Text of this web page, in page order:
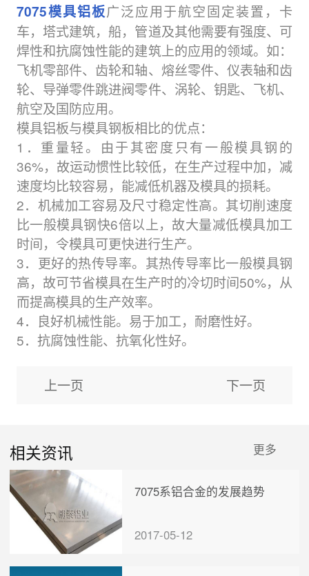
7075模具铝板广泛应用于航空固定装置，卡
车，塔式建筑，船，管道及其他需要有强度、可
焊性和抗腐蚀性能的建筑上的应用的领域。如：
飞机零部件、齿轮和轴、熔丝零件、仪表轴和齿
轮、导弹零件跳进阀零件、涡轮、钥匙、飞机、
航空及国防应用。
模具铝板与模具钢板相比的优点：
1．重量轻。由于其密度只有一般模具钢的
36%，故运动惯性比较低，在生产过程中加，减
速度均比较容易，能减低机器及模具的损耗。
2．机械加工容易及尺寸稳定性高。其切削速度
比一般模具钢快6倍以上，故大量减低模具加工
时间，令模具可更快进行生产。
3．更好的热传导率。其热传导率比一般模具钢
高，故可节省模具在生产时的冷切时间50%，从
而提高模具的生产效率。
4．良好机械性能。易于加工，耐磨性好。
5．抗腐蚀性能、抗氧化性好。
上一页 下一页
相关资讯 更多
7075系铝合金的发展趋势
2017-05-12